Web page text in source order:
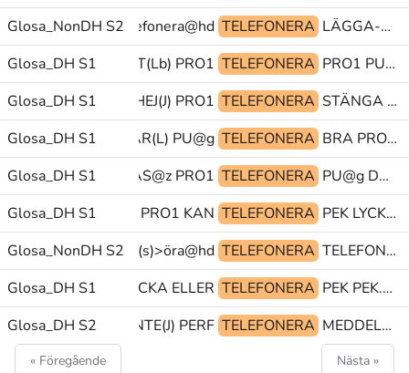
Glosa_NonDH S2
TELEFONERA telefonera@hd TELEFONERA
LÄGGA-PÅ-TELEFON(It) BOJ-TEMA GREPP(A)+HANTERA@p
Glosa_DH S1
PRO1 KOMMA-DIT(Lb) PRO1 TELEFONERA
PRO1 PU@g BÄST(J>B)
Glosa_DH S1
PRO1 NEJ-NEHEJ(J) PRO1 TELEFONERA
STÄNGA PRO1 KOMMA-DIT(Lb)
Glosa_DH S1TIDEN-GÅR(L) PU@g TELEFONERA
BRA PRO1 BOKA
Glosa_DH S1
VETA TRÄFFAS@z PRO1 TELEFONERA
PU@g DÖV(L) GLOSA:(?)
Glosa_DH S1ÖPPNA PRO1 KAN TELEFONERA
PEK LYCKAS-INTE TVUNGEN
Glosa_NonDH S2grepp(s)>öra@hd TELEFONERA
TELEFON(It)
Glosa_DH S1
PEK-BANSTRÄCKA ELLER TELEFONERA
PEK PEK.FL PERSONAL(7b)
Glosa_DH S2
PU@g HÄNDA-INTE(J) PERF TELEFONERA MEDDELA POLIS PERF
« Föregående Nästa »